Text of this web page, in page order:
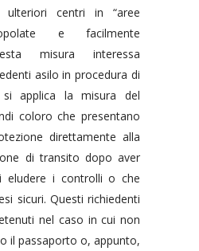
centri in “aree
e facilmente
misura interessa
asilo in procedura di
applica la misura del
coloro che presentano
direttamente alla
di transito dopo aver
i controlli o che
sicuri. Questi richiedenti
nel caso in cui non
il passaporto o, appunto,